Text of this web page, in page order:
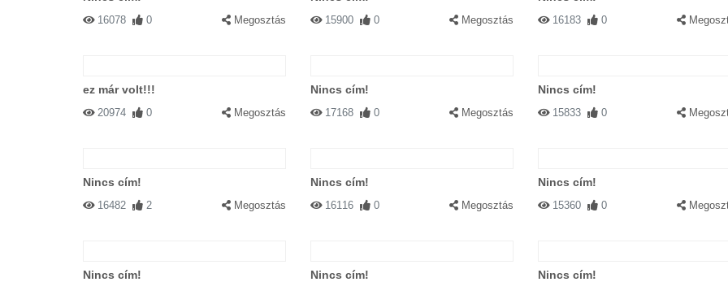
16078 0 Megosztás 15900 0 Megosztás 16183 0
ez már volt!!!
20974 0 Megosztás
Nincs cím!
17168 0 Megosztás
Nincs cím!
15833 0
Nincs cím!
16482 2 Megosztás
Nincs cím!
16116 0 Megosztás
Nincs cím!
15360 0
Nincs cím! Nincs cím! Nincs cím!